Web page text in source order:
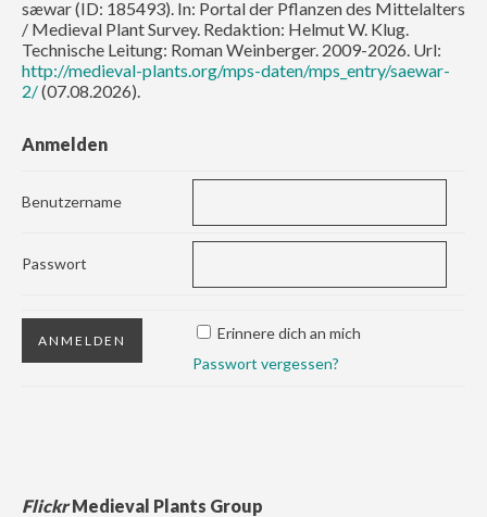
sæwar (ID: 185493). In: Portal der Pflanzen des Mittelalters
/ Medieval Plant Survey. Redaktion: Helmut W. Klug.
Technische Leitung: Roman Weinberger. 2009-2026. Url:
http://medieval-plants.org/mps-daten/mps_entry/saewar-
2/(07.08.2026).
Anmelden
Benutzername
Passwort
Erinnere dich an mich
Passwort vergessen?
FlickrMedieval Plants Group